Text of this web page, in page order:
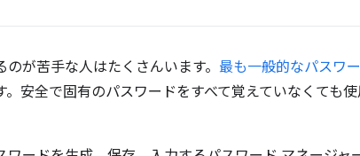
が苦手な人はたくさんいます。 最も一般的なパスワ
。安全で固有のパスワードをすべて覚えていなくても